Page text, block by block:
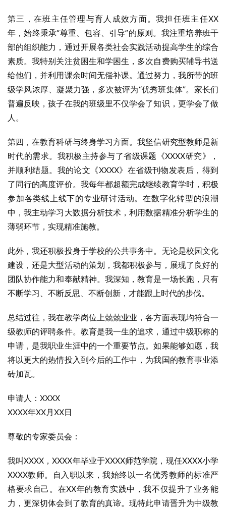
第三，在班主任管理与育人成效方面。我担任班主任XX
年，始终秉承“尊重、包容、引导”的原则。我注重培养班干
部的组织能力，通过开展各类社会实践活动提高学生的综合
素质。我特别关注贫困生和学困生，多次自费购买辅导书送
给他们，并利用课余时间无偿补课。通过努力，我所带的班
级学风浓厚、凝聚力强，多次被评为“优秀班集体”。家长们
普遍反映，孩子在我的班级里不仅学会了知识，更学会了做
人。
第四，在教育科研与终身学习方面。我坚信研究型教师是新
时代的需求。我积极主持参与了省级课题《XXXX研究》，
并顺利结题。我的论文《XXXX》在省级刊物发表后，得到
了同行的高度评价。我每年都超额完成继续教育学时，积极
参加各类线上线下的专业研讨活动。在数字化转型的浪潮
中，我主动学习大数据分析技术，利用数据精准分析学生的
薄弱环节，实现精准施教。
此外，我还积极投身于学校的公共事务中。无论是校园文化
建设，还是大型活动的策划，我都积极参与，展现了良好的
团队协作能力和奉献精神。我深知，教育是一场长跑，只有
不断学习、不断反思、不断创新，才能跟上时代的步伐。
总结过往，我在教学岗位上兢兢业业，各方面表现均符合一
级教师的评聘条件。教育是我一生的追求，通过中级职称的
申请，是我职业生涯中的一个重要节点。如果能够如愿，我
将以更大的热情投入到今后的工作中，为我国的教育事业添
砖加瓦。
申请人：XXXX
XXXX年XX月XX日
尊敬的专家委员会：
我叫XXXX，XXXX年毕业于XXXX师范学院，现任XXXX小学
XXXX教师。自入职以来，我始终以一名优秀教师的标准严
格要求自己。在XX年的教育实践中，我不仅提升了业务能
力，更深切体会到了教育的真谛。现特此申请晋升为中级教